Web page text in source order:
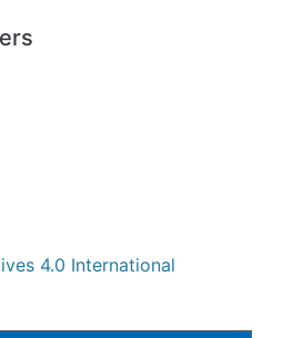
4.0 International